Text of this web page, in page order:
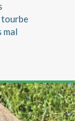
tourbe
mal